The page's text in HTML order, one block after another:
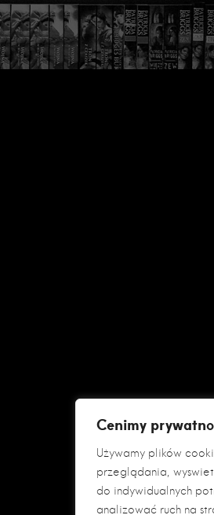
Cenimy
Używamy plików
przeglądania,
do indywidualnych
analizować ruch na